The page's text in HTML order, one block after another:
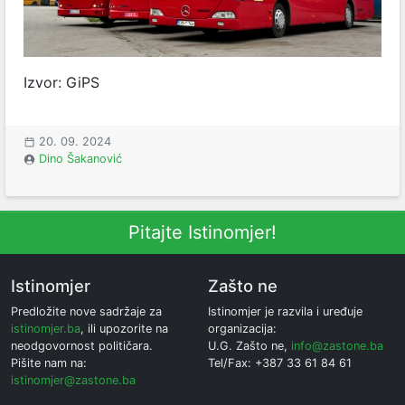
Izvor: GiPS
20. 09. 2024
Dino Šakanović
Pitajte Istinomjer!
Istinomjer
Predložite nove sadržaje za
istinomjer.ba, ili upozorite na
neodgovornost političara.
Pišite nam na:
istinomjer@zastone.ba
Zašto ne
Istinomjer je razvila i uređuje
organizacija:
U.G. Zašto ne, info@zastone.ba
Tel/Fax: +387 33 61 84 61